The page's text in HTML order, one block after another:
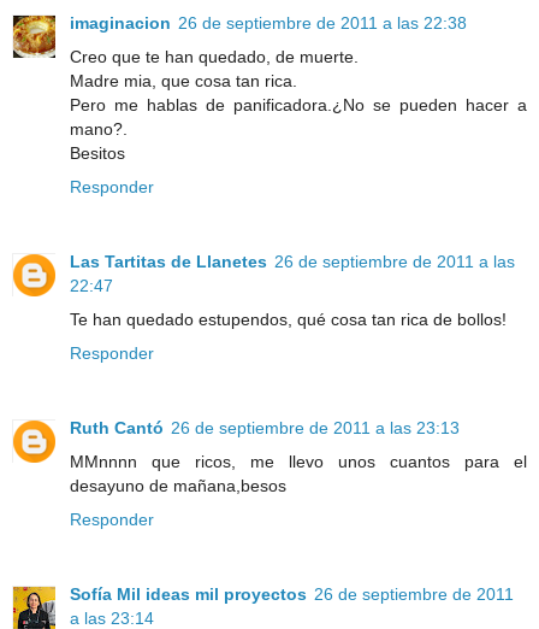
imaginacion 26 de septiembre de 2011 a las 22:38
Creo que te han quedado, de muerte.
Madre mia, que cosa tan rica.
Pero me hablas de panificadora.¿No se pueden hacer a
mano?.
Besitos
Responder
Las Tartitas de Llanetes 26 de septiembre de 2011 a las
22:47
Te han quedado estupendos, qué cosa tan rica de bollos!
Responder
Ruth Cantó 26 de septiembre de 2011 a las 23:13
MMnnnn que ricos, me llevo unos cuantos para el
desayuno de mañana,besos
Responder
Sofía Mil ideas mil proyectos 26 de septiembre de 2011
a las 23:14